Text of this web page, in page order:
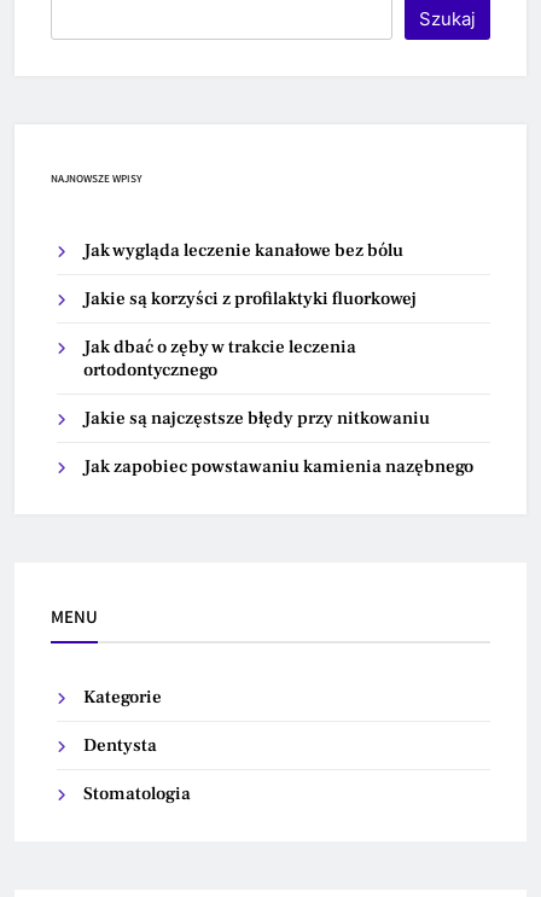
Szukaj
NAJNOWSZE WPISY
Jak wygląda leczenie kanałowe bez bólu
Jakie są korzyści z profilaktyki fluorkowej
Jak dbać o zęby w trakcie leczenia
ortodontycznego
Jakie są najczęstsze błędy przy nitkowaniu
Jak zapobiec powstawaniu kamienia nazębnego
MENU
Kategorie
Dentysta
Stomatologia